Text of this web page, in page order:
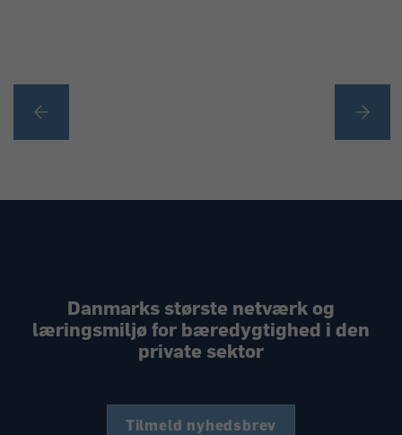
ARBEJDSTAGER-RETTIGHEDER
Læs mere
Danmarks største netværk og
læringsmiljø for bæredygtighed i den
private sektor
Tilmeld nyhedsbrev